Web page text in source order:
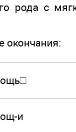
рода с
окончания:
и